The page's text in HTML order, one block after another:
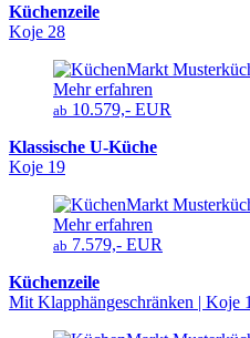
Küchenzeile
Koje 28
Mehr erfahren
ab 10.579,- EUR
Klassische U-Küche
Koje 19
Mehr erfahren
ab 7.579,- EUR
Küchenzeile
Mit Klapphängeschränken | Koje